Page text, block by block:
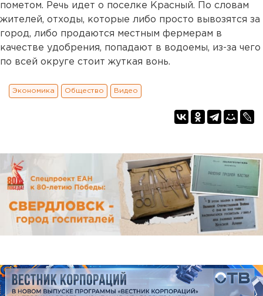
пометом. Речь идет о поселке Красный. По словам
жителей, отходы, которые либо просто вывозятся за
город, либо продаются местным фермерам в
качестве удобрения, попадают в водоемы, из-за чего
по всей округе стоит жуткая вонь.
Экономика Общество Видео